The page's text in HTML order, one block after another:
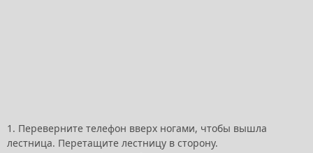
1. Переверните телефон вверх ногами, чтобы вышла
лестница. Перетащите лестницу в сторону.